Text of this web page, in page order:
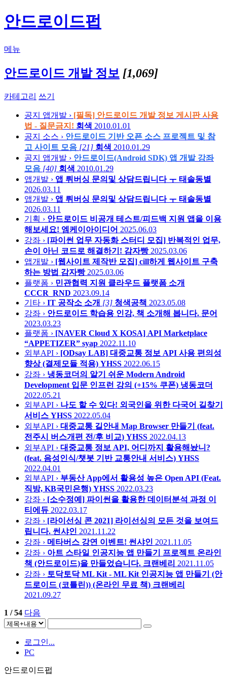
안드로이드펍
메뉴
안드로이드 개발 정보 [1,069]
카테고리 쓰기
공지 앱개발 › [필독] 안드로이드 개발 정보 게시판 사용
법 - 질문금지! 회색 2010.01.01
공지
소스 › 안드로이드 기반 오픈 소스 프로젝트 및 참
고 사이트 모음 [21] 회색 2010.01.29
공지
앱개발 › 안드로이드(Android SDK) 앱 개발 강좌
모음 [40] 회색 2010.01.29
앱개발 › 앱 뤼버싱 문의및 상담드립니다 ㅜ 태솔동별
2026.03.11
앱개발 › 앱 뤼버싱 문의및 상담드립니다 ㅜ 태솔동별
2026.03.11
기획 › 안드로이드 비공개 테스트/피드백 지원 앱을 이용
해보세요! 엠케이아이디어 2025.06.03
강좌 › [파이썬 업무 자동화 스터디 모집] 반복적인 업무,
손이 아닌 코드로 해결하기! 감자빵 2025.03.06
앱개발 › [웹사이트 제작반 모집] cill하게 웹사이트 구축
하는 방법 감자빵 2025.03.06
플랫폼 › 민관협력 지원 클라우드 플랫폼 소개
CCCR_RND 2023.09.14
기타 › IT 공작소 소개 [3] 청색공책 2023.05.08
강좌 › 안드로이드 학습용 인강, 책 소개해 봅니다. 문어
2023.03.23
플랫폼 › [NAVER Cloud X KOSA] API Marketplace
“APPETIZER” syap 2022.11.10
외부API › [ODsay LAB] 대중교통 정보 API 사용 편의성
향상 (결제모듈 적용) YHSS 2022.06.15
강좌 › 냉동코더의 알기 쉬운 Modern Android
Development 입문 인프런 강의 (+15% 쿠폰) 냉동코더
2022.05.21
외부API › 나도 할 수 있다! 외국인을 위한 다국어 길찾기
서비스 YHSS 2022.05.04
외부API › 대중교통 길안내 Map Browser 만들기 (feat.
전주시 버스개편 전/후 비교) YHSS 2022.04.13
외부API › 대중교통 정보 API, 어디까지 활용해놨니?
(feat. 음성인식/챗봇 기반 교통안내 서비스) YHSS
2022.04.01
외부API › 부동산 App에서 활용성 높은 Open API (Feat.
직방, KB국민은행) YHSS 2022.03.23
강좌 › [소수정예] 파이썬을 활용한 데이터분석 과정 이
티에듀 2022.03.17
강좌 › [라이선싱 콘 2021] 라이선싱의 모든 것을 보여드
립니다. 썬샤인 2021.11.22
강좌 › 메타버스 강연 이벤트! 썬샤인 2021.11.05
강좌 › 아트 스타일 인공지능 앱 만들기 프로젝트 온라인
책 (안드로이드)을 만들었습니다. 크랜베리 2021.11.05
강좌 › 토닥토닥 ML Kit - ML Kit 인공지능 앱 만들기 (안
드로이드 (코틀린)) (온라인 무료 책) 크랜베리
2021.09.27
1 / 54 다음
로그인...
PC
안드로이드펍